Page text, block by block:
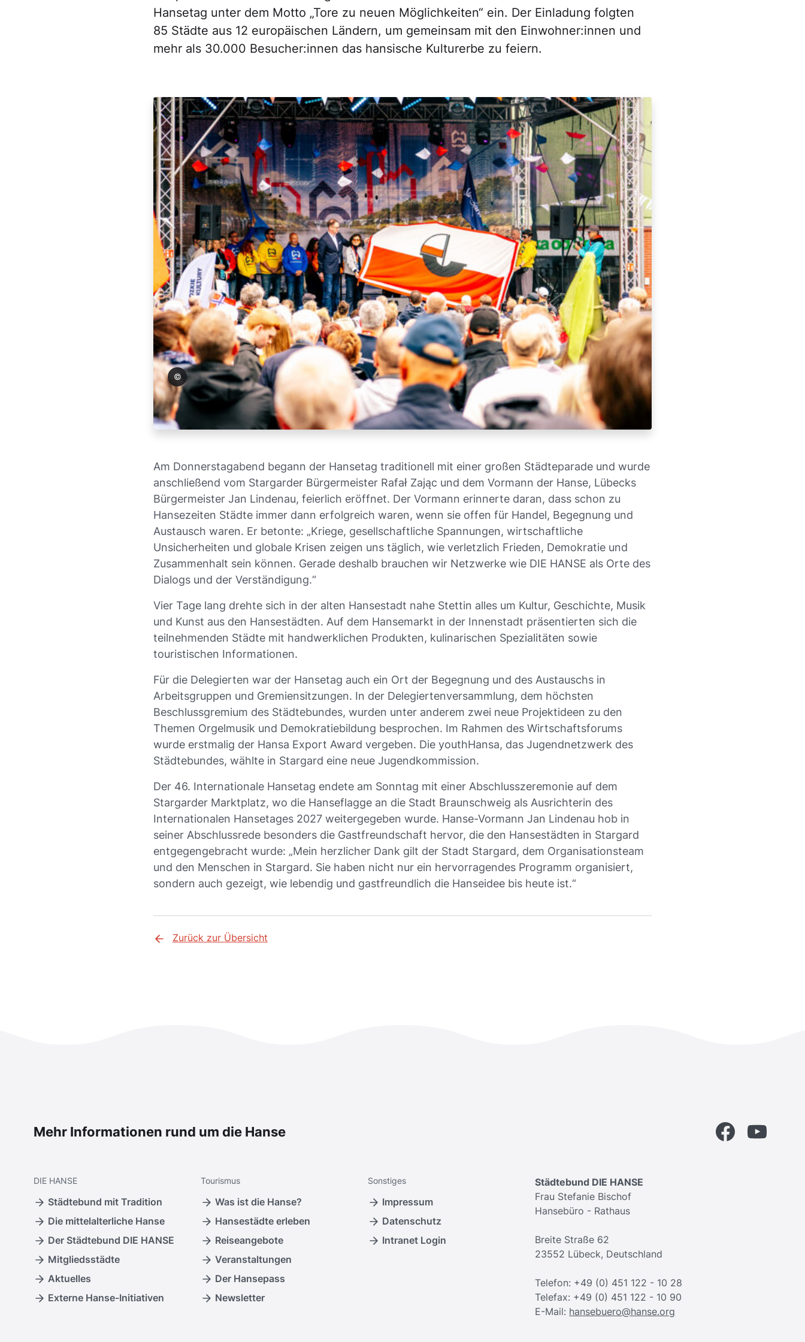
Hansetag unter dem Motto „Tore zu neuen Möglichkeiten“ ein. Der Einladung folgten
85 Städte aus 12 europäischen Ländern, um gemeinsam mit den Einwohner:innen und
mehr als 30.000 Besucher:innen das hansische Kulturerbe zu feiern.
Stadt Stargard
Am Donnerstagabend begann der Hansetag traditionell mit einer großen Städteparade und wurde
anschließend vom Stargarder Bürgermeister Rafał Zając und dem Vormann der Hanse, Lübecks
Bürgermeister Jan Lindenau, feierlich eröffnet. Der Vormann erinnerte daran, dass schon zu
Hansezeiten Städte immer dann erfolgreich waren, wenn sie offen für Handel, Begegnung und
Austausch waren. Er betonte: „Kriege, gesellschaftliche Spannungen, wirtschaftliche
Unsicherheiten und globale Krisen zeigen uns täglich, wie verletzlich Frieden, Demokratie und
Zusammenhalt sein können. Gerade deshalb brauchen wir Netzwerke wie DIE HANSE als Orte des
Dialogs und der Verständigung.“
Vier Tage lang drehte sich in der alten Hansestadt nahe Stettin alles um Kultur, Geschichte, Musik
und Kunst aus den Hansestädten. Auf dem Hansemarkt in der Innenstadt präsentierten sich die
teilnehmenden Städte mit handwerklichen Produkten, kulinarischen Spezialitäten sowie
touristischen Informationen.
Für die Delegierten war der Hansetag auch ein Ort der Begegnung und des Austauschs in
Arbeitsgruppen und Gremiensitzungen. In der Delegiertenversammlung, dem höchsten
Beschlussgremium des Städtebundes, wurden unter anderem zwei neue Projektideen zu den
Themen Orgelmusik und Demokratiebildung besprochen. Im Rahmen des Wirtschaftsforums
wurde erstmalig der Hansa Export Award vergeben. Die youthHansa, das Jugendnetzwerk des
Städtebundes, wählte in Stargard eine neue Jugendkommission.
Der 46. Internationale Hansetag endete am Sonntag mit einer Abschlusszeremonie auf dem
Stargarder Marktplatz, wo die Hanseflagge an die Stadt Braunschweig als Ausrichterin des
Internationalen Hansetages 2027 weitergegeben wurde. Hanse-Vormann Jan Lindenau hob in
seiner Abschlussrede besonders die Gastfreundschaft hervor, die den Hansestädten in Stargard
entgegengebracht wurde: „Mein herzlicher Dank gilt der Stadt Stargard, dem Organisationsteam
und den Menschen in Stargard. Sie haben nicht nur ein hervorragendes Programm organisiert,
sondern auch gezeigt, wie lebendig und gastfreundlich die Hanseidee bis heute ist.“
Zurück zur Übersicht
Mehr Informationen rund um die Hanse FacebookYouTube
DIE HANSE
Städtebund mit Tradition
Die mittelalterliche Hanse
Der Städtebund DIE HANSE
Mitgliedsstädte
Aktuelles
Externe Hanse-Initiativen
Tourismus
Was ist die Hanse?
Hansestädte erleben
Reiseangebote
Veranstaltungen
Der Hansepass
Newsletter
Sonstiges
Impressum
Datenschutz
Intranet Login
Städtebund DIE HANSE
Frau Stefanie Bischof
Hansebüro - Rathaus
Breite Straße 62
23552 Lübeck, Deutschland
Telefon: +49 (0) 451 122 - 10 28
Telefax: +49 (0) 451 122 - 10 90
E-Mail: hansebuero@hanse.org